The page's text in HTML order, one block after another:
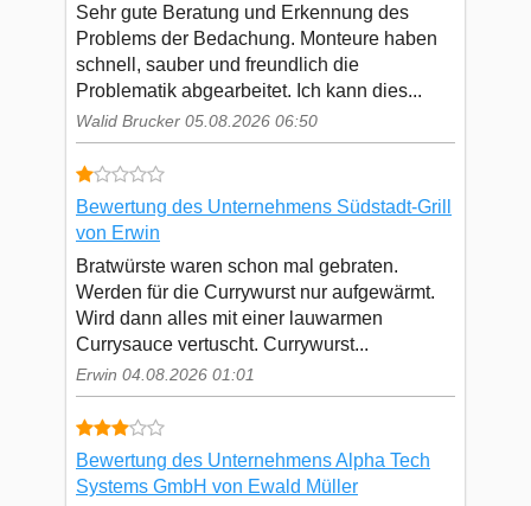
Sehr gute Beratung und Erkennung des
Problems der Bedachung. Monteure haben
schnell, sauber und freundlich die
Problematik abgearbeitet. Ich kann dies...
Walid Brucker 05.08.2026 06:50
Bewertung des Unternehmens Südstadt-Grill
von Erwin
Bratwürste waren schon mal gebraten.
Werden für die Currywurst nur aufgewärmt.
Wird dann alles mit einer lauwarmen
Currysauce vertuscht. Currywurst...
Erwin 04.08.2026 01:01
Bewertung des Unternehmens Alpha Tech
Systems GmbH von Ewald Müller